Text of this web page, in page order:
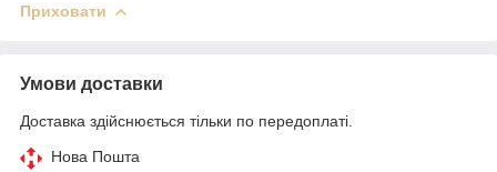
Приховати
Умови доставки
Доставка здійснюється тільки по передоплаті.
Нова Пошта